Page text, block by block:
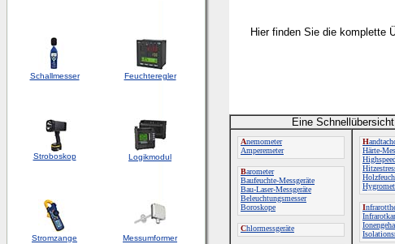
Schallmesser Feuchteregler
Stroboskop Logikmodul
Stromzange Messumformer
Hier finden Sie die komplette
Eine
Anemometer
Amperemeter
Barometer
Baufeuchte-Messgeräte
Bau-Laser-Messgeräte
Beleuchtungsmesser
Boroskope
Chlormessgeräte
H
Härte-
I